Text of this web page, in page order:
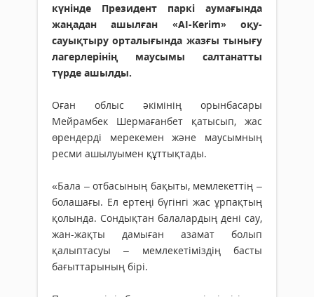
күнінде Президент паркі аумағында
жаңадан ашылған «AI-Kerim» оқу-
сауықтыру орталығында жазғы тынығу
лагерлерінің маусымы салтанатты
түрде ашылды.
Оған облыс әкімінің орынбасары
Мейрамбек Шермағанбет қатысып, жас
өрендерді мерекемен және маусымның
ресми ашылуымен құттықтады.
«Бала – отбасының бақыты, мемлекеттің –
болашағы. Ел ертеңі бүгінгі жас ұрпақтың
қолында. Сондықтан балалардың дені сау,
жан-жақты дамыған азамат болып
қалыптасуы – мемлекетіміздің басты
бағыттарының бірі.